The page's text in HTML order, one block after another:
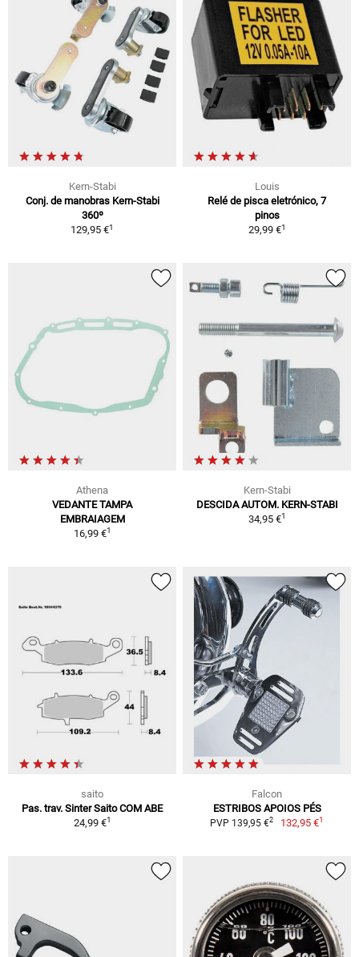
Kern-Stabi
Conj. de manobras Kern-Stabi
360º
129,95 €1
Louis
Relé de pisca eletrónico, 7
pinos
29,99 €1
Athena
VEDANTE TAMPA
EMBRAIAGEM
16,99 €1
Kern-Stabi
DESCIDA AUTOM. KERN-STABI
34,95 €1
saito
Pas. trav. Sinter Saito COM ABE
24,99 €1
Falcon
ESTRIBOS APOIOS PÉS
PVP 139,95 €2 132,95 €1